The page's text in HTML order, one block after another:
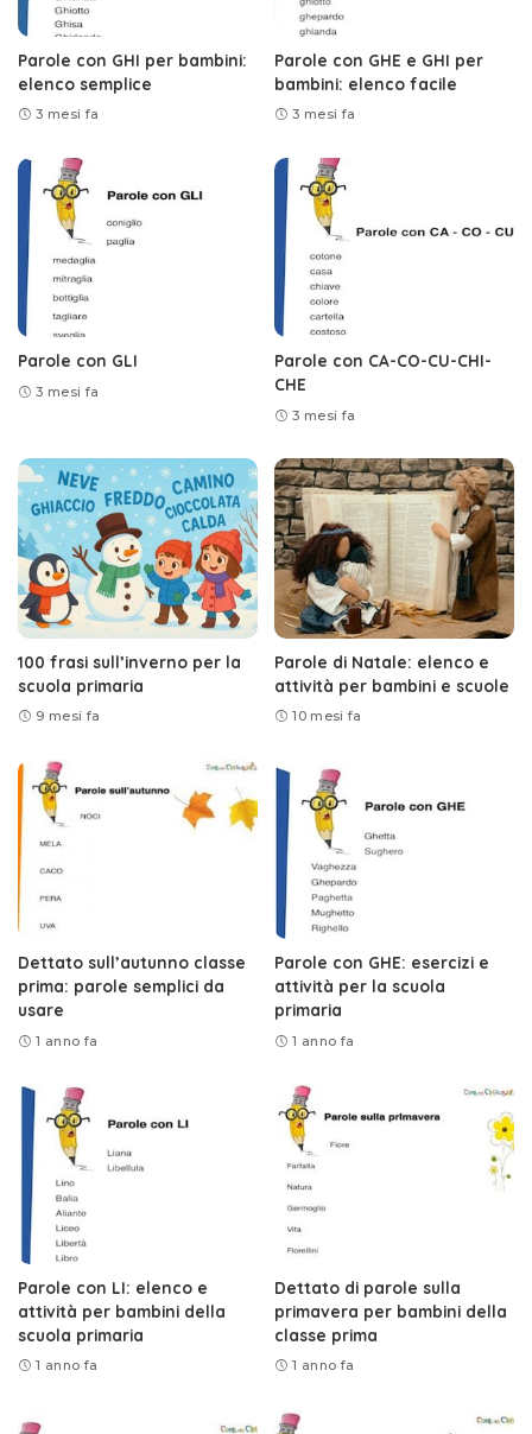
Parole con GHI per bambini:
elenco semplice
3 mesi fa
Parole con GHE e GHI per
bambini: elenco facile
3 mesi fa
Parole con GLI
3 mesi fa
Parole con CA-CO-CU-CHI-
CHE
3 mesi fa
100 frasi sull’inverno per la
scuola primaria
9 mesi fa
Parole di Natale: elenco e
attività per bambini e scuole
10 mesi fa
Dettato sull’autunno classe
prima: parole semplici da
usare
1 anno fa
Parole con GHE: esercizi e
attività per la scuola
primaria
1 anno fa
Parole con LI: elenco e
attività per bambini della
scuola primaria
1 anno fa
Dettato di parole sulla
primavera per bambini della
classe prima
1 anno fa